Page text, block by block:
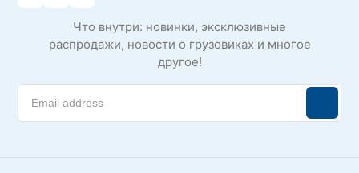
Что внутри: новинки, эксклюзивные
распродажи, новости о грузовиках и многое
другое!